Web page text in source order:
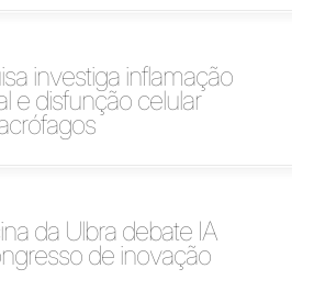
investiga inflamação
e disfunção celular
da Ulbra debate IA
de inovação